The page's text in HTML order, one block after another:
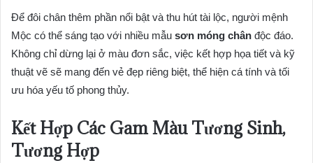
Để đôi chân thêm phần nổi bật và thu hút tài lộc, người mệnh
Mộc có thể sáng tạo với nhiều mẫu sơn móng chân độc đáo.
Không chỉ dừng lại ở màu đơn sắc, việc kết hợp họa tiết và kỹ
thuật vẽ sẽ mang đến vẻ đẹp riêng biệt, thể hiện cá tính và tối
ưu hóa yếu tố phong thủy.
Kết Hợp Các Gam Màu Tương Sinh,
Tương Hợp